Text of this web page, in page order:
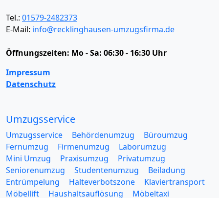
Tel.: 01579-2482373
E-Mail: info@recklinghausen-umzugsfirma.de
Öffnungszeiten: Mo - Sa: 06:30 - 16:30 Uhr
Impressum
Datenschutz
Umzugsservice
Umzugsservice Behördenumzug
Büroumzug
Fernumzug
Firmenumzug
Laborumzug
Mini Umzug
Praxisumzug
Privatumzug
Seniorenumzug
Studentenumzug
Beiladung
Entrümpelung
Halteverbotszone
Klaviertransport
Möbellift
Haushaltsauflösung
Möbeltaxi